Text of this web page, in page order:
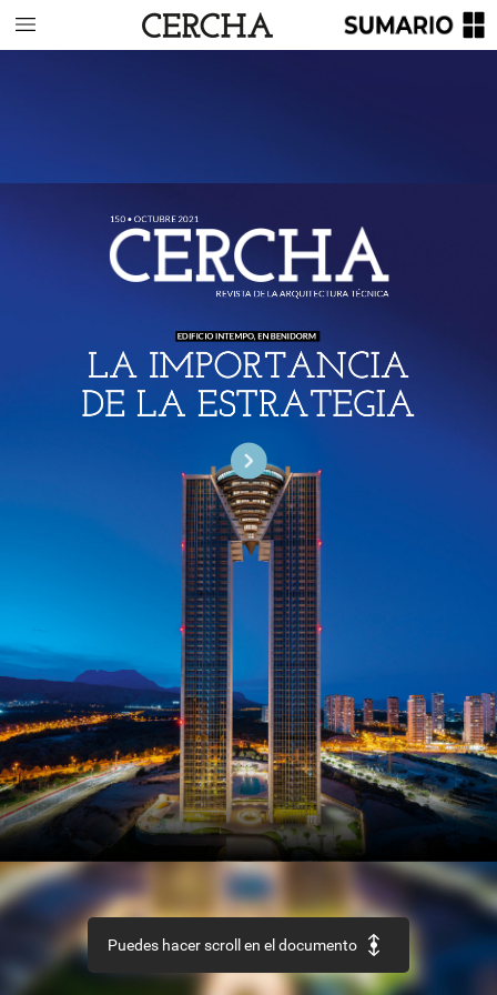
EDIFICIOINTEMPO, EN BENIDORM
LA IMPORTANCIA
DE LA ESTRATEGIA
REHABILITACIÓN
Edificio ‘LaLoza’, en Las
GranCanaria
URBANISMO
Recuperaciónde laaldea
deRuesta,en Zaragoza
REVISTA DE LA ARQUITECTURA TÉCNICA
150 • OCTUBRE 2021
Puedes hacer scroll en el documento